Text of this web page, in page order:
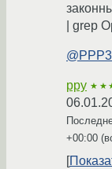
| grep
ppy
+00:00